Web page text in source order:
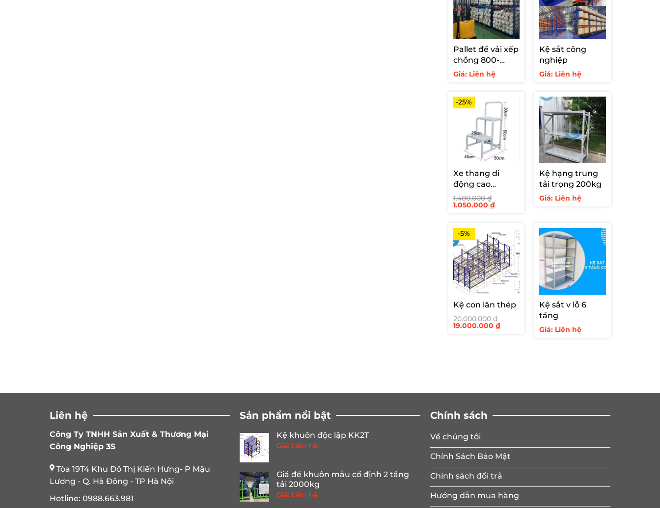
Pallet để vải xếp
chồng 800-
1000kg
Giá: Liên hệ
Kệ sắt công
nghiệp
Giá: Liên hệ
-25%
Xe thang di
động cao
600mm
1.400.000₫
Giá
1.050.000 ₫Giá
hiện
1.050.000 ₫.
Kệ hạng trung
tải trọng 200kg
Giá: Liên hệ
-5%
Kệ con lăn thép
20.000.000₫
Giá
19.000.000 ₫Giá
hiện
Kệ sắt v lỗ 6
tầng
Giá: Liên hệ
Liên hệ
Công Ty TNHH Sản Xuất & Thương Mại
Công Nghiệp 3S
Tòa 19T4 Khu Đô Thị Kiến Hưng- P Mậu
Lương - Q. Hà Đông - TP Hà Nội
Hotline: 0988.663.981
Sản phẩm nổi bật
Kệ khuôn độc lập KK2T
Giá: Liên hệ
Giá để khuôn mẫu cố định 2 tầng
tải 2000kg
Giá: Liên hệ
Chính sách
Về chúng tôi
Chính Sách Bảo Mật
Chính sách đổi trả
Hướng dẫn mua hàng